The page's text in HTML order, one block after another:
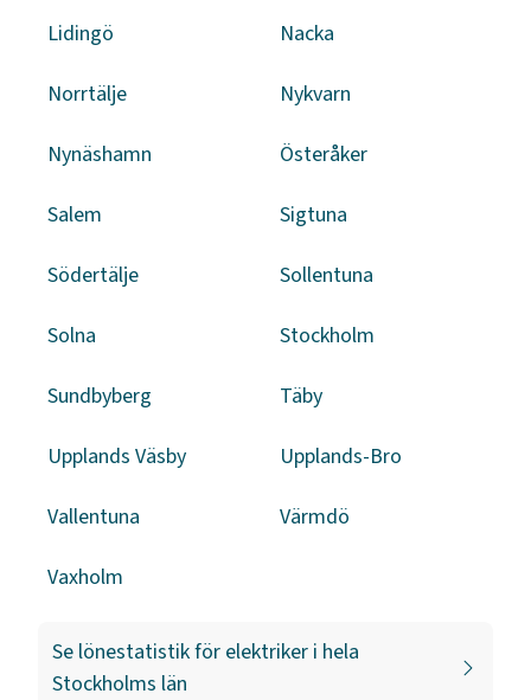
Lidingö Nacka
Norrtälje Nykvarn
Nynäshamn Österåker
Salem Sigtuna
Södertälje Sollentuna
Solna Stockholm
Sundbyberg Täby
Upplands Väsby Upplands-Bro
Vallentuna Värmdö
Vaxholm
Se lönestatistik för elektriker i hela
Stockholms län